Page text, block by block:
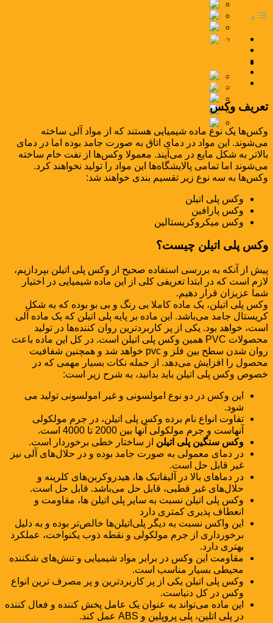
تعریف وکس
چگونگی استفاده صحیح از وکس پلی اتیلن
کاربردهای وکس پلی اتیلن
تعریف وکس
وکس‌ها یک نوع ماده شیمیایی هستند که از مواد آلی ساخته
می‌شوند. این مواد در دمای اتاق به صورت جامد بوده اما در دمای
بالاتر به شکل مایع در می‌آیند. معمولا وکس‌ها از نفت خام ساخته
می‌شوند اما تمامی پالایشگاه‌ها این مواد را تولید نخواهند کرد.
وکس‌ها به سه نوع زیر تقسیم بندی خواهند شد:
وکس پلی اتیلن
وکس پارافین
وکس میکروکریستالین
وکس پلی اتیلن چیست؟
پیش از آنکه به بررسی استفاده صحیح از وکس پلی اتیلن بپردازیم،
لازم است که در ابتدا تعریفی کلی از این ماده شیمیایی در اختیار
شما عزیزان قرار دهیم.
وکس پلی اتیلن، یک ماده کاملا بی رنگ و بی بو بوده که به شکل
کریستال جامد می‌باشد. این ماده بر پایه پلی اتیلن که یک ماده آلی
است، خواهد بود. یکی از پر کاربردترین روان کننده‌ها در تولید
محصولات PVC همین وکس پلی اتیلن است. در کل این ماده باعث
روان شدن سطح بین فلز و pvc خواهد شد و همچنین شفافیت
محصول را افزایش می‌دهد. از جمله نکات بسیار مهمی که در
خصوص وکس پلی اتیلن باید بدانید، به شرح زیر است:
این وکس در دو نوع امولسونی و غیر امولسونی تولید می
شود.
تفاوت انواع نام برده وکس پلی اتیلن، در جرم مولکولی
آنهاست و جرم مولکولی آنها بین 2000 تا 4000 است.
وکس سنگین پلی اتیلن از ساختار خطی برخوردار است.
در دمای معمولی به صورت جامد بوده و در حلال‌های آلی نیز
غیر قابل حل است.
در دماهای بالا در آلیفاتیک ها، هیدروکربن‌های کلرینه و
حلال‌های غیر قطبی، قابل حل می‌باشد. قابل حل است.
وکس پلی اتیلن نسبت به سایر پلی اتیلن ها، مقاومت و
انعطاف پذیری کمتری دارد
این واکس نسبت به دیگر پلی‌اتیلن‌ها خالص‌تر بوده و به دلیل
برخورداری از جرم مولکولی و نقطه ذوب یکنواخت، عملکرد
بهتری دارد.
مقاومت این وکس در برابر مواد شیمیایی و تنش‌های شکننده
محیطی بسیار مناسب است.
وکس پلی اتیلن یکی از پر کاربردترین و پر مصرف ترین انواع
وکس در کل دنیاست.
این ماده می‌تواند به عنوان یک عامل پخش کننده و فعال کننده
در پلی اتلین، پلی پروپلین و ABS عمل کند.